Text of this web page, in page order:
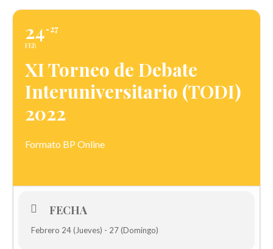
24
FEB
27
XI Torneo de Debate
Interuniversitario (TODI)
2022
Formato BP Online
FECHA
Febrero 24 (Jueves) - 27 (Domingo)